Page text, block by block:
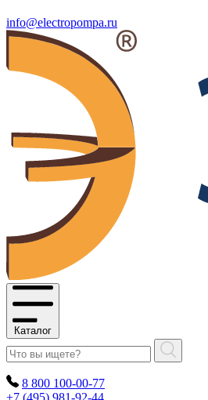
info@electropompa.ru
Каталог
8 800 100-00-77
+7 (495) 981-92-44